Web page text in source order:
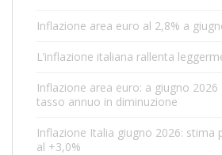
Inflazione area euro al 2,8% a
L’inflazione italiana rallenta
Inflazione area euro: a giugno
tasso annuo in diminuzione
Inflazione Italia giugno 2026: stima
al +3,0%